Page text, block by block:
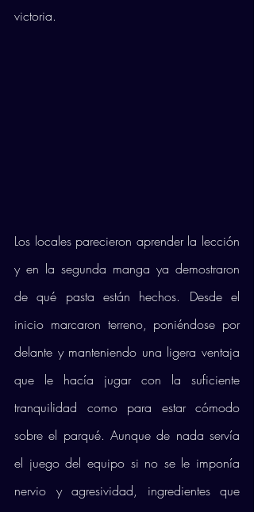
victoria.
Los locales parecieron aprender la lección
y en la segunda manga ya demostraron
de qué pasta están hechos. Desde el
inicio marcaron terreno, poniéndose por
delante y manteniendo una ligera ventaja
que le hacía jugar con la suficiente
tranquilidad como para estar cómodo
sobre el parqué. Aunque de nada servía
el juego del equipo si no se le imponía
nervio y agresividad, ingredientes que